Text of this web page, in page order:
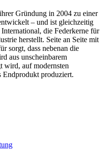
Gründung in 2004 zu einer
– und ist gleichzeitig
die Federkerne für
herstellt. Seite an Seite mit
sorgt, dass nebenan die
aus unscheinbarem
wird, auf modernsten
Endprodukt produziert.